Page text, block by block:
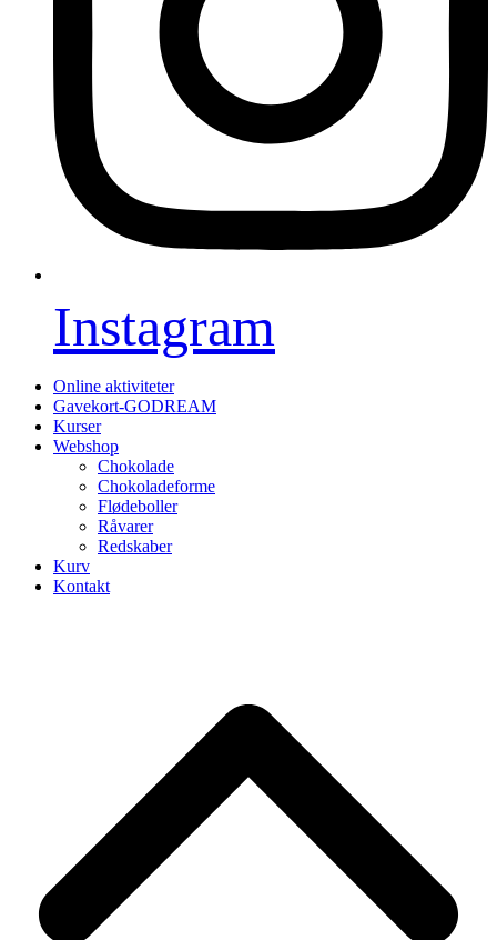
Instagram
Online aktiviteter
Gavekort-GODREAM
Kurser
Webshop
Chokolade
Chokoladeforme
Flødeboller
Råvarer
Redskaber
Kurv
Kontakt